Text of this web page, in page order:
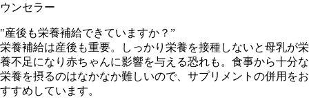
ウンセラー
"産後も栄養補給できていますか？”
栄養補給は産後も重要。しっかり栄養を接種しないと母乳が栄
養不足になり赤ちゃんに影響を与える恐れも。食事から十分な
栄養を摂るのはなかなか難しいので、サプリメントの併用をお
すすめしています。